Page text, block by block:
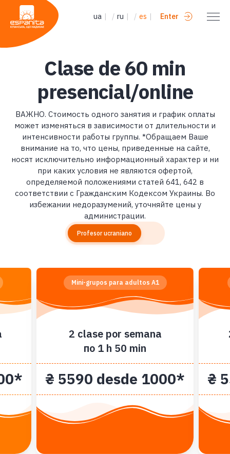
ua | / ru | / es | Enter
Clase de 60 min
presencial/online
ВАЖНО. Стоимость одного занятия и график оплаты
может изменяться в зависимости от длительности и
интенсивности работы группы. *Обращаем Ваше
внимание на то, что цены, приведенные на сайте,
носят исключительно информационный характер и ни
при каких условия не являются офертой,
определяемой положениями статей 641, 642 в
соответствии с Гражданским Кодексом Украины. Во
избежании недоразумений, уточняйте цены у
администрации.
Profesor ucraniano
Mini-grupos para adultos A1
2 clase por semana
по 1 h 50 min
₴ 5590 desde 1000* ₴